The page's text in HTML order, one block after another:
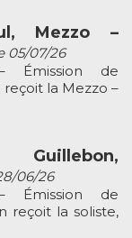
Mezzo –
05/07/26
Émission de
la Mezzo –
06/26
Émission de
reçoit la soliste,